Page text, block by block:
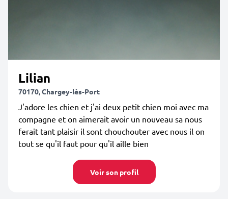
Lilian
70170, Chargey-lès-Port
J'adore les chien et j'ai deux petit chien moi avec ma
compagne et on aimerait avoir un nouveau sa nous
ferait tant plaisir il sont chouchouter avec nous il on
tout se qu'il faut pour qu'il aille bien
Voir son profil